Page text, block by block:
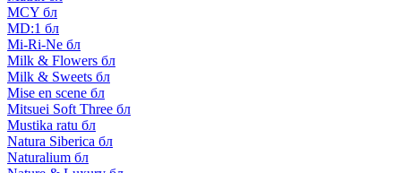
MCY бл
MD:1 бл
Mi-Ri-Ne бл
Milk & Flowers бл
Milk & Sweets бл
Mise en scene бл
Mitsuei Soft Three бл
Mustika ratu бл
Natura Siberica бл
Naturalium бл